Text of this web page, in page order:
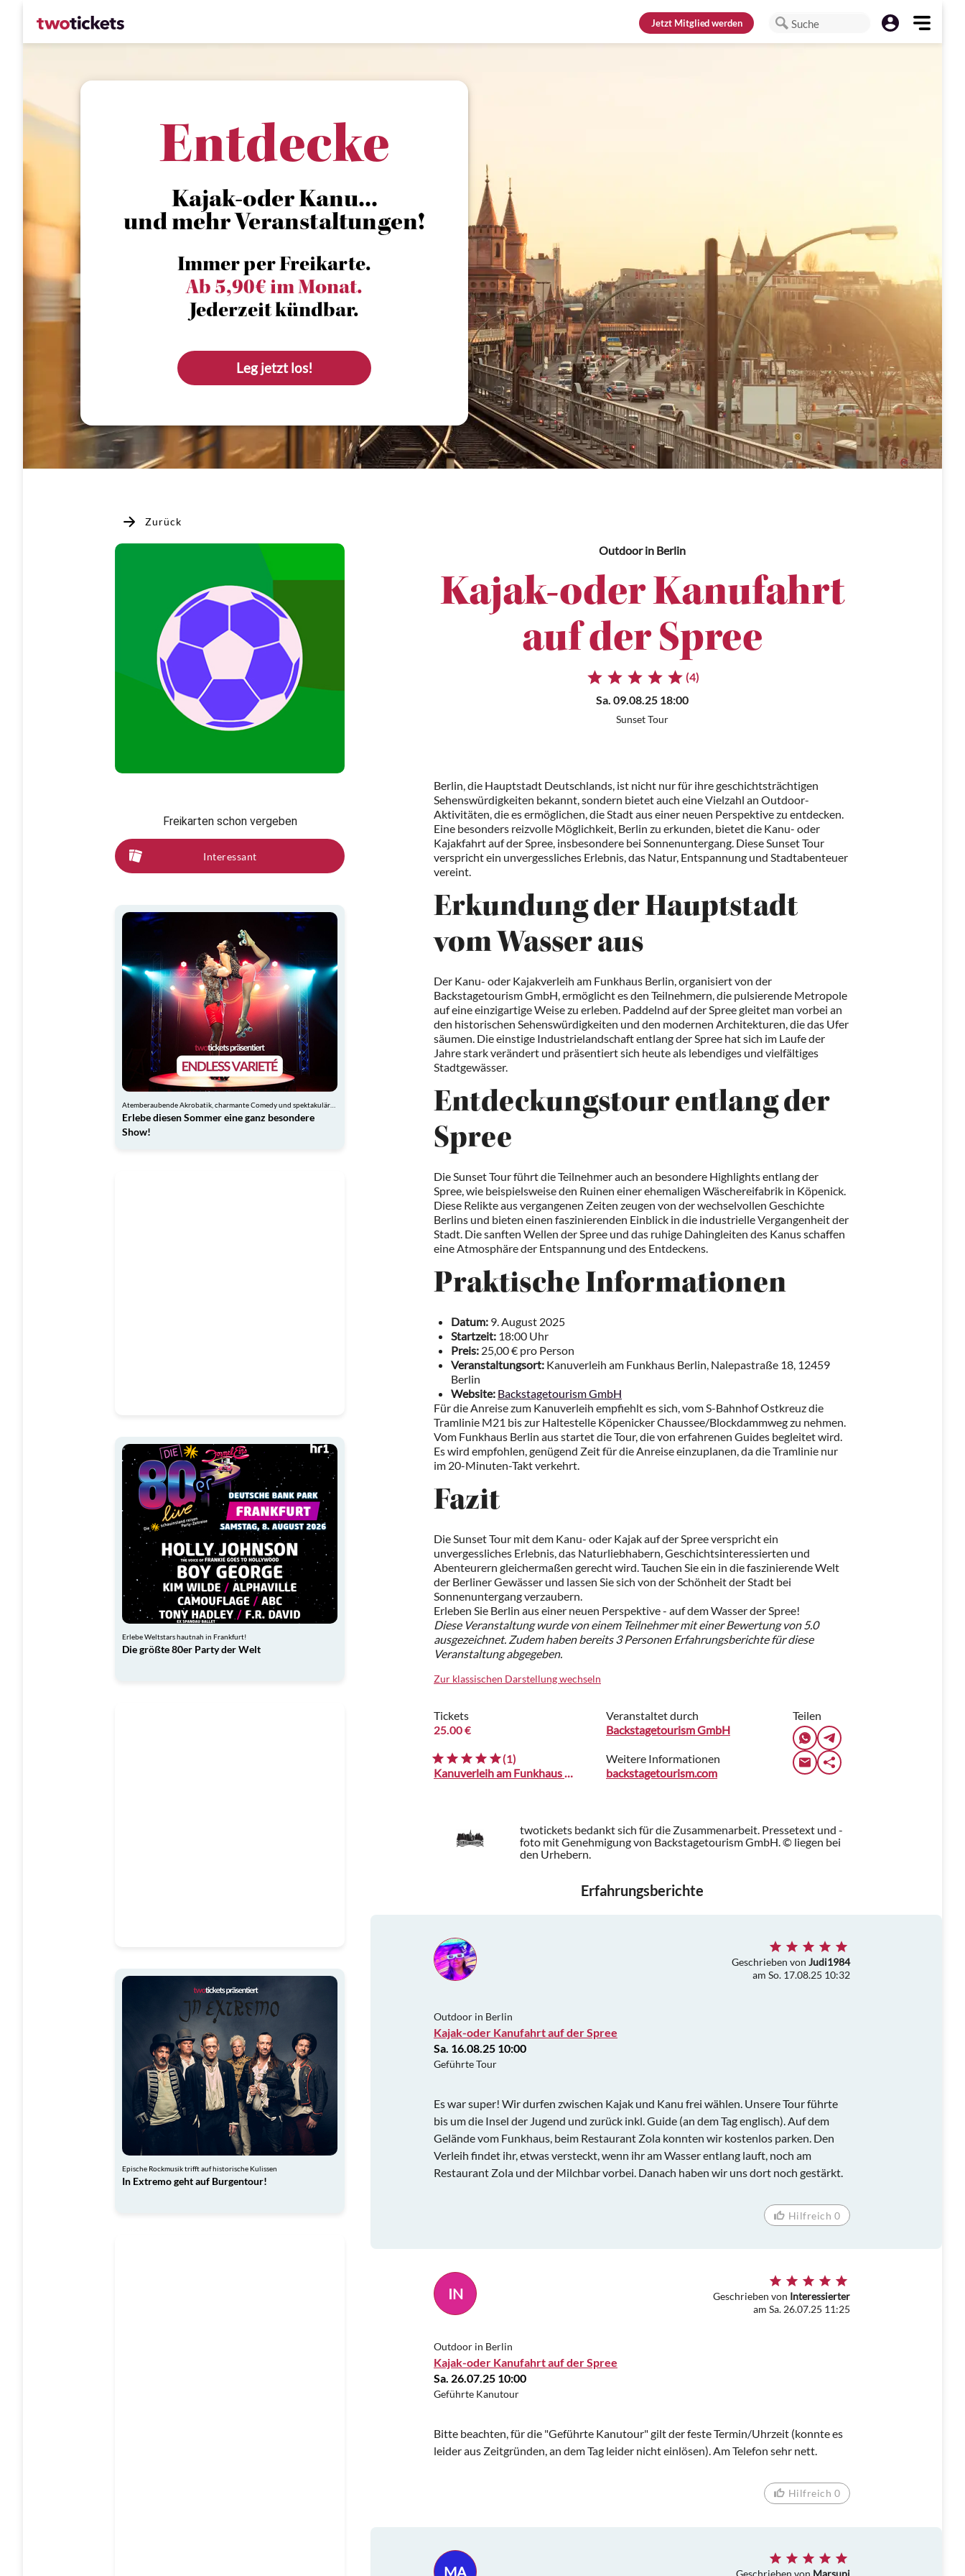
JetztMitglied werden Suche
Entdecke
Kajak-oder Kanu...
und mehr Veranstaltungen!
Immer per Freikarte.
Ab 5,90€ im Monat.
Jederzeit kündbar.
Leg jetzt los!
Zurück
Freikarten schon vergeben
Interessant
Erlebe diesen Sommer eine ganz besondere
Show!
Erlebe Weltstars hautnah in Frankfurt!
Die größte 80er Party der Welt
Epische Rockmusik trifft auf historische Kulissen
In Extremo geht auf Burgentour!
Outdoorin Berlin
Kajak-oder Kanufahrt
auf der Spree
(4)
Sa. 09.08.25 18:00
Sunset Tour
Berlin, die Hauptstadt Deutschlands, ist nicht nur für ihre geschichtsträchtigen
Sehenswürdigkeiten bekannt, sondern bietet auch eine Vielzahl an Outdoor-
Aktivitäten, die es ermöglichen, die Stadt aus einer neuen Perspektive zu entdecken.
Eine besonders reizvolle Möglichkeit, Berlin zu erkunden, bietet die Kanu- oder
Kajakfahrt auf der Spree, insbesondere bei Sonnenuntergang. Diese Sunset Tour
verspricht ein unvergessliches Erlebnis, das Natur, Entspannung und Stadtabenteuer
vereint.
Erkundung der Hauptstadt
vom Wasser aus
Der Kanu- oder Kajakverleih am Funkhaus Berlin, organisiert von der
Backstagetourism GmbH, ermöglicht es den Teilnehmern, die pulsierende Metropole
auf eine einzigartige Weise zu erleben. Paddelnd auf der Spree gleitet man vorbei an
den historischen Sehenswürdigkeiten und den modernen Architekturen, die das Ufer
säumen. Die einstige Industrielandschaft entlang der Spree hat sich im Laufe der
Jahre stark verändert und präsentiert sich heute als lebendiges und vielfältiges
Stadtgewässer.
Entdeckungstour entlang der
Spree
Die Sunset Tour führt die Teilnehmer auch an besondere Highlights entlang der
Spree, wie beispielsweise den Ruinen einer ehemaligen Wäschereifabrik in Köpenick.
Diese Relikte aus vergangenen Zeiten zeugen von der wechselvollen Geschichte
Berlins und bieten einen faszinierenden Einblick in die industrielle Vergangenheit der
Stadt. Die sanften Wellen der Spree und das ruhige Dahingleiten des Kanus schaffen
eine Atmosphäre der Entspannung und des Entdeckens.
Praktische Informationen
Datum: 9. August 2025
Startzeit: 18:00 Uhr
Preis: 25,00 € pro Person
Veranstaltungsort: Kanuverleih am Funkhaus Berlin, Nalepastraße 18, 12459
Berlin
Website: Backstagetourism GmbH
Für die Anreise zum Kanuverleih empfiehlt es sich, vom S-Bahnhof Ostkreuz die
Tramlinie M21 bis zur Haltestelle Köpenicker Chaussee/Blockdammweg zu nehmen.
Vom Funkhaus Berlin aus startet die Tour, die von erfahrenen Guides begleitet wird.
Es wird empfohlen, genügend Zeit für die Anreise einzuplanen, da die Tramlinie nur
im 20-Minuten-Takt verkehrt.
Fazit
Die Sunset Tour mit dem Kanu- oder Kajak auf der Spree verspricht ein
unvergessliches Erlebnis, das Naturliebhabern, Geschichtsinteressierten und
Abenteurern gleichermaßen gerecht wird. Tauchen Sie ein in die faszinierende Welt
der Berliner Gewässer und lassen Sie sich von der Schönheit der Stadt bei
Sonnenuntergang verzaubern.
Erleben Sie Berlin aus einer neuen Perspektive - auf dem Wasser der Spree!
Diese Veranstaltung wurde von einem Teilnehmer mit einer Bewertung von 5.0
ausgezeichnet. Zudem haben bereits 3 Personen Erfahrungsberichte für diese
Veranstaltung abgegeben.
Zur klassischen Darstellung wechseln
Tickets
25.00 €
(1)
Kanuverleih am Funkhaus Berlin
Veranstaltet durch
Backstagetourism GmbH
Weitere Informationen
backstagetourism.com
Teilen
twotickets bedankt sich für die Zusammenarbeit. Pressetext und -
foto mit Genehmigung von Backstagetourism GmbH. © liegen bei
den Urhebern.
Erfahrungsberichte
Geschrieben von Judi1984
am So. 17.08.25 10:32
Outdoor in Berlin
Kajak-oder Kanufahrt auf der Spree
Sa. 16.08.25 10:00
Geführte Tour
Es war super! Wir durfen zwischen Kajak und Kanu frei wählen. Unsere Tour führte
bis um die Insel der Jugend und zurück inkl. Guide (an dem Tag englisch). Auf dem
Gelände vom Funkhaus, beim Restaurant Zola konnten wir kostenlos parken. Den
Verleih findet ihr, etwas versteckt, wenn ihr am Wasser entlang lauft, noch am
Restaurant Zola und der Milchbar vorbei. Danach haben wir uns dort noch gestärkt.
Hilfreich 0
IN Geschrieben von Interessierter
am Sa. 26.07.25 11:25
Outdoor in Berlin
Kajak-oder Kanufahrt auf der Spree
Sa. 26.07.25 10:00
Geführte Kanutour
Bitte beachten, für die "Geführte Kanutour" gilt der feste Termin/Uhrzeit (konnte es
leider aus Zeitgründen, an dem Tag leider nicht einlösen). Am Telefon sehr nett.
Hilfreich 0
MA Geschrieben von Marsupi